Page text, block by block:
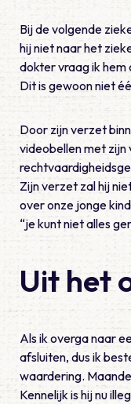
Bij de volgende
hij niet naar het
dokter vraag ik hem
Dit is gewoon niet
Door zijn verzet
videobellen met zijn
Zijn verzet zal hij
over onze jonge
“je kunt niet alles
Uit het
Als ik overga naar
afsluiten, dus ik
waardering.
Kennelijk is hij nu